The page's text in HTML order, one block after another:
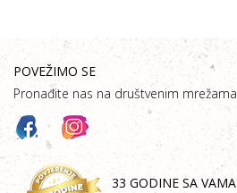
POVEŽIMO SE
Pronađite nas na društvenim mrežama
33 GODINE SA VAMA